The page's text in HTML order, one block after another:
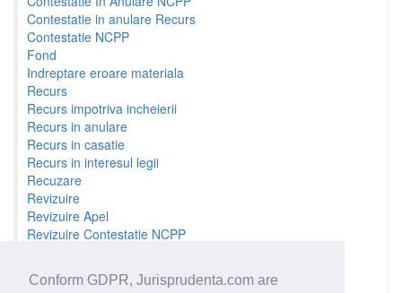
Conform GDPR, Jurisprudenta.com are
Contestatie in anulare Recurs
Contestatie NCPP
Fond
Indreptare eroare materiala
Recurs
Recurs impotriva incheierii
Recurs in anulare
Recurs in casatie
Recurs in interesul legii
Recuzare
Revizuire
Revizuire Apel
Revizuire Contestatie NCPP
Sesizare prealabila